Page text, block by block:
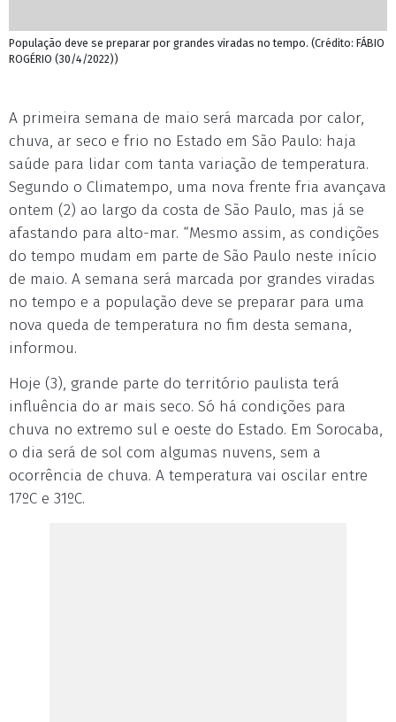
População deve se preparar por grandes viradas no tempo. (Crédito: FÁBIO
ROGÉRIO (30/4/2022))
A primeira semana de maio será marcada por calor,
chuva, ar seco e frio no Estado em São Paulo: haja
saúde para lidar com tanta variação de temperatura.
Segundo o Climatempo, uma nova frente fria avançava
ontem (2) ao largo da costa de São Paulo, mas já se
afastando para alto-mar. “Mesmo assim, as condições
do tempo mudam em parte de São Paulo neste início
de maio. A semana será marcada por grandes viradas
no tempo e a população deve se preparar para uma
nova queda de temperatura no fim desta semana,
informou.
Hoje (3), grande parte do território paulista terá
influência do ar mais seco. Só há condições para
chuva no extremo sul e oeste do Estado. Em Sorocaba,
o dia será de sol com algumas nuvens, sem a
ocorrência de chuva. A temperatura vai oscilar entre
17ºC e 31ºC.